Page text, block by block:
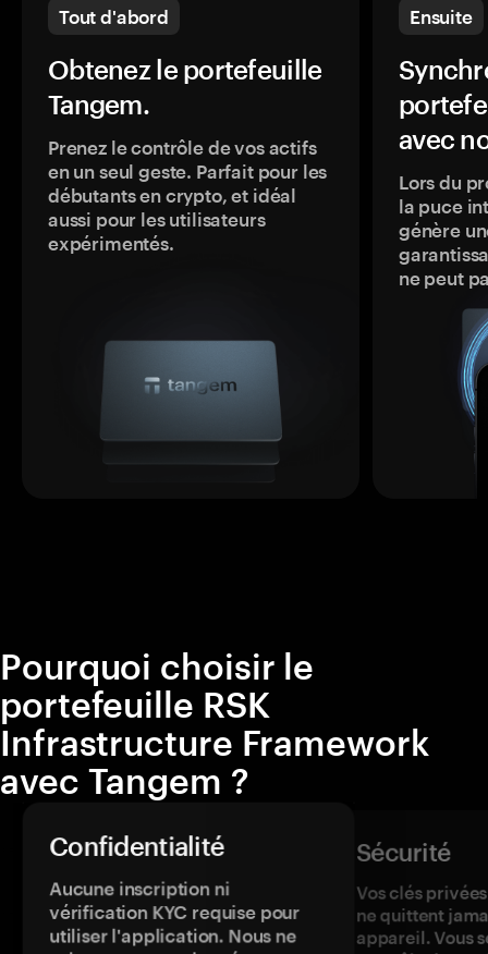
Tout d'abord
Obtenez le portefeuille
Tangem.
Prenez le contrôle de vos actifs
en un seul geste. Parfait pour les
débutants en crypto, et idéal
aussi pour les utilisateurs
expérimentés.
Ensuite
avec
Lors du
la puce
génère
ne peut
Pourquoi choisir le
portefeuille RSK
Infrastructure Framework
avec Tangem ?
Confidentialité
Aucune inscription ni
vérification KYC requise pour
utiliser l'application. Nous ne
Sécurité
Vos clés
ne quittent
appareil. Vous